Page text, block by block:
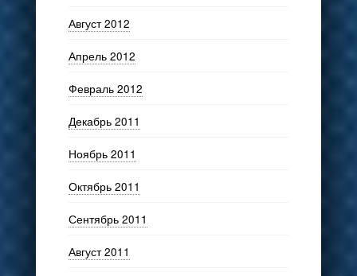
Август 2012
Апрель 2012
Февраль 2012
Декабрь 2011
Ноябрь 2011
Октябрь 2011
Сентябрь 2011
Август 2011